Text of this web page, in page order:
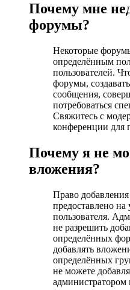
Почему мне
форумы?
Некоторые
определённым
пользователей.
форумы,
сообщения,
потребоваться
Свяжитесь с
конференции для
Почему я не
вложения?
Право
предоставлено
пользователя.
не разрешить
определённых
добавлять
определённых
не можете
администратором